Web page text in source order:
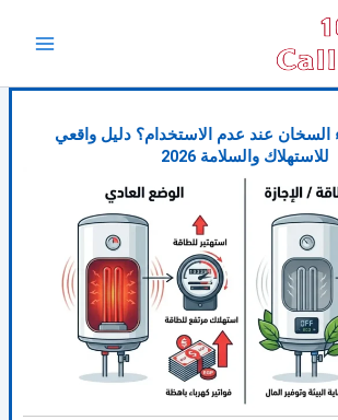
عند عدم الاستخدام؟ دليل واقعي
للاستهلاك والسلامة 2026